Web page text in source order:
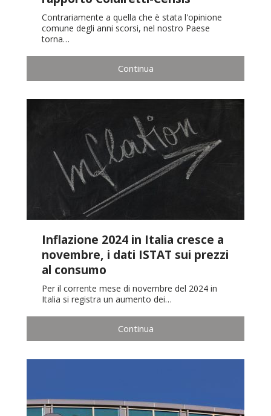
Contrariamente a quella che è stata l'opinione
comune degli anni scorsi, nel nostro Paese
torna…
Continua
Inflazione 2024 in Italia cresce a
novembre, i dati ISTAT sui prezzi
al consumo
Per il corrente mese di novembre del 2024 in
Italia si registra un aumento dei…
Continua